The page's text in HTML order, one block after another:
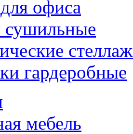
офиса
гардеробные
мебель